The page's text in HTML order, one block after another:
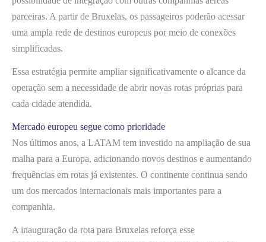
parceiras. A partir de Bruxelas, os passageiros poderão acessar
uma ampla rede de destinos europeus por meio de conexões
simplificadas.
Essa estratégia permite ampliar significativamente o alcance da
operação sem a necessidade de abrir novas rotas próprias para
cada cidade atendida.
Mercado europeu segue como prioridade
Nos últimos anos, a LATAM tem investido na ampliação de sua
malha para a Europa, adicionando novos destinos e aumentando
frequências em rotas já existentes. O continente continua sendo
um dos mercados internacionais mais importantes para a
companhia.
A inauguração da rota para Bruxelas reforça esse